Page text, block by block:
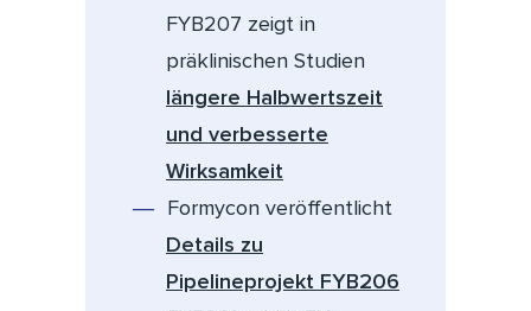
FYB207 zeigt in
präklinischen Studien
längere Halbwertszeit
und verbesserte
Wirksamkeit
Formycon veröffentlicht
Details zu
Pipelineprojekt FYB206